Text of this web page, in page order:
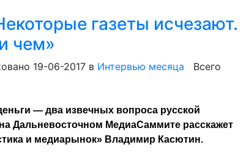
газеты исчезают.
чем»
19-06-2017 в Интервью месяца Всего
— два извечных вопроса русской
Дальневосточном МедиаСаммите расскажет
и медиарынок» Владимир Касютин.